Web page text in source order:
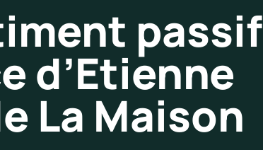
passif
d’Etienne
La Maison